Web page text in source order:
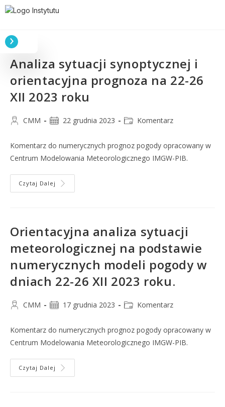
Analiza sytuacji synoptycznej i
orientacyjna prognoza na 22-26
XII 2023 roku
CMM 22 grudnia 2023 Komentarz
Komentarz do numerycznych prognoz pogody opracowany w
Centrum Modelowania Meteorologicznego IMGW-PIB.
Czytaj Dalej
Orientacyjna analiza sytuacji
meteorologicznej na podstawie
numerycznych modeli pogody w
dniach 22-26 XII 2023 roku.
CMM 17 grudnia 2023 Komentarz
Komentarz do numerycznych prognoz pogody opracowany w
Centrum Modelowania Meteorologicznego IMGW-PIB.
Czytaj Dalej